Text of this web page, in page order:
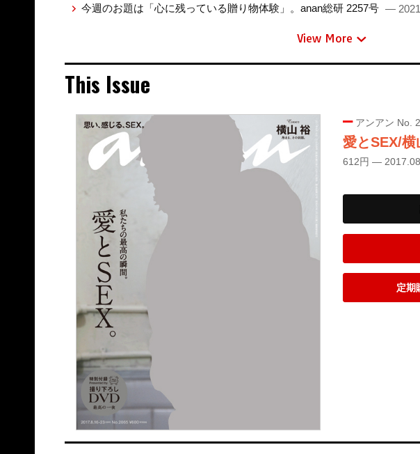
今週のお題は「心に残っている贈り物体験」。anan総研 2257号 —
View More
This Issue
アンアン No.
愛とSEX/横
612円 —
定期